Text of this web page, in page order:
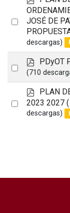
Select
d
f
JOSÉ DE
descargas)
Select
an
p
d
f
PDyOT
(710
Select
p
d
f
PLAN
2023 2027
descargas)